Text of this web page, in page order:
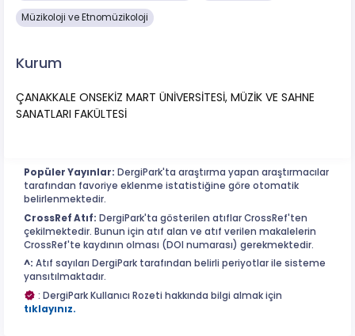
Müzikoloji ve Etnomüzikoloji
Kurum
ÇANAKKALE ONSEKİZ MART ÜNİVERSİTESİ, MÜZİK VE SAHNE
SANATLARI FAKÜLTESİ
Popüler Yayınlar: DergiPark'ta araştırma yapan araştırmacılar
tarafından favoriye eklenme istatistiğine göre otomatik
belirlenmektedir.
CrossRef Atıf: DergiPark'ta gösterilen atıflar CrossRef'ten
çekilmektedir. Bunun için atıf alan ve atıf verilen makalelerin
CrossRef'te kaydının olması (DOI numarası) gerekmektedir.
^: Atıf sayıları DergiPark tarafından belirli periyotlar ile sisteme
yansıtılmaktadır.
: DergiPark Kullanıcı Rozeti hakkında bilgi almak için
tıklayınız.